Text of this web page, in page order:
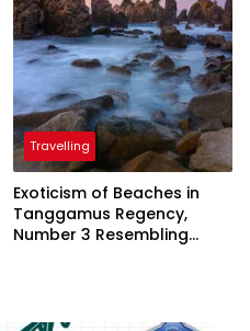
Travelling
Exoticism of Beaches in
Tanggamus Regency,
Number 3 Resembling